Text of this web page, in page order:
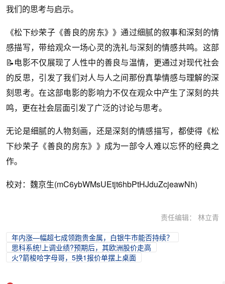
我们的思考与启示。
《松下纱荣子《善良的房东》》通过细腻的叙事和深刻的情
感描写，带给观众一场心灵的洗礼与深刻的情感共鸣。这部
📝电影不仅展现了人性中的善良与温情，更通过对现代社会
的反思，引发了我们对人与人之间那份真挚情感与理解的深
刻思考。在这部电影的影响力不仅在观众中产生了深刻的共
鸣，更在社会层面引发了广泛的讨论与思考。
无论是细腻的人物刻画，还是深刻的情感描写，都使得《松
下纱荣子《善良的房东》》成为一部令人难以忘怀的经典之
作。
校对：魏京生(mC6ybWMsUEtjt6hbPtHJduZcjeawNh)
责任编辑： 林立青
年内涨—幅超七成领跑贵金属，白银牛市能否持续？
思科系统!上调业绩?预期后，其欧洲股价走高
火?箭梭哈字母哥，5换1报价单摆上桌面